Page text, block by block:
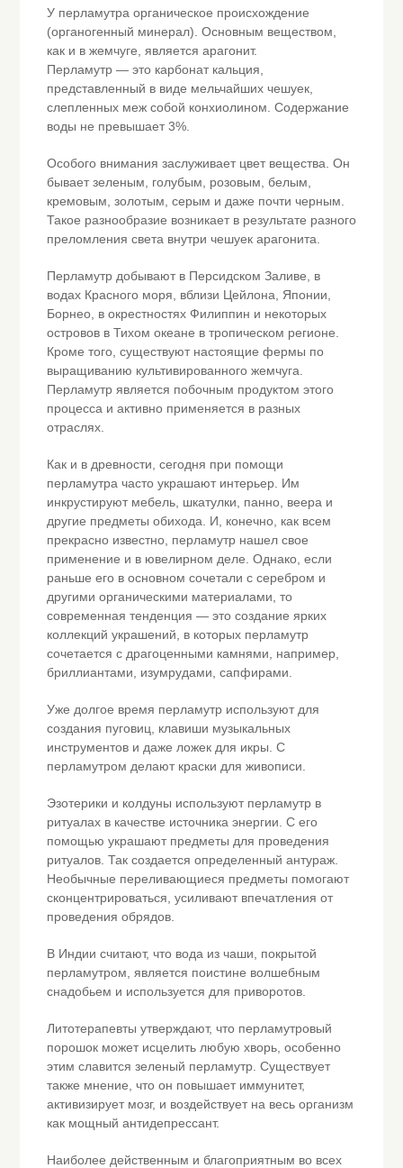
У перламутра органическое происхождение
(органогенный минерал). Основным веществом,
как и в жемчуге, является арагонит.
Перламутр — это карбонат кальция,
представленный в виде мельчайших чешуек,
слепленных меж собой конхиолином. Содержание
воды не превышает 3%.
Особого внимания заслуживает цвет вещества. Он
бывает зеленым, голубым, розовым, белым,
кремовым, золотым, серым и даже почти черным.
Такое разнообразие возникает в результате разного
преломления света внутри чешуек арагонита.
Перламутр добывают в Персидском Заливе, в
водах Красного моря, вблизи Цейлона, Японии,
Борнео, в окрестностях Филиппин и некоторых
островов в Тихом океане в тропическом регионе.
Кроме того, существуют настоящие фермы по
выращиванию культивированного жемчуга.
Перламутр является побочным продуктом этого
процесса и активно применяется в разных
отраслях.
Как и в древности, сегодня при помощи
перламутра часто украшают интерьер. Им
инкрустируют мебель, шкатулки, панно, веера и
другие предметы обихода. И, конечно, как всем
прекрасно известно, перламутр нашел свое
применение и в ювелирном деле. Однако, если
раньше его в основном сочетали с серебром и
другими органическими материалами, то
современная тенденция — это создание ярких
коллекций украшений, в которых перламутр
сочетается с драгоценными камнями, например,
бриллиантами, изумрудами, сапфирами.
Уже долгое время перламутр используют для
создания пуговиц, клавиши музыкальных
инструментов и даже ложек для икры. С
перламутром делают краски для живописи.
Эзотерики и колдуны используют перламутр в
ритуалах в качестве источника энергии. С его
помощью украшают предметы для проведения
ритуалов. Так создается определенный антураж.
Необычные переливающиеся предметы помогают
сконцентрироваться, усиливают впечатления от
проведения обрядов.
В Индии считают, что вода из чаши, покрытой
перламутром, является поистине волшебным
снадобьем и используется для приворотов.
Литотерапевты утверждают, что перламутровый
порошок может исцелить любую хворь, особенно
этим славится зеленый перламутр. Существует
также мнение, что он повышает иммунитет,
активизирует мозг, и воздействует на весь организм
как мощный антидепрессант.
Наиболее действенным и благоприятным во всех